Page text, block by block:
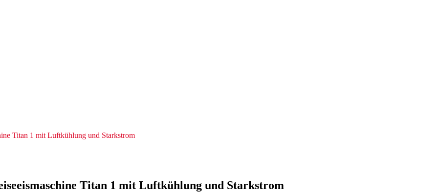
Titan 1 mit Luftkühlung und Starkstrom
Titan 1 mit Luftkühlung und Starkstrom